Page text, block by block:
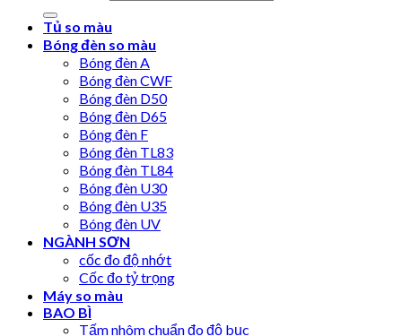
Tủ so màu
Bóng đèn so màu
Bóng đèn A
Bóng đèn CWF
Bóng đèn D50
Bóng đèn D65
Bóng đèn F
Bóng đèn TL83
Bóng đèn TL84
Bóng đèn U30
Bóng đèn U35
Bóng đèn UV
NGÀNH SƠN
cốc đo độ nhớt
Cốc đo tỷ trọng
Máy so màu
BAO BÌ
Tấm nhôm chuẩn đo độ bục